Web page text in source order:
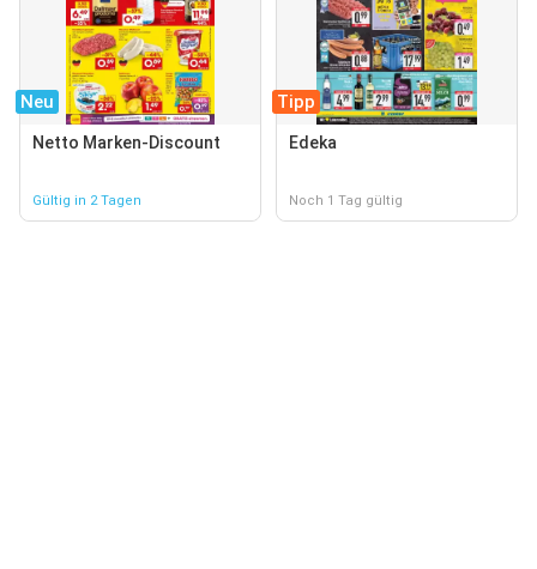
Neu
Netto Marken-Discount
Gültig in 2 Tagen
Tipp
Edeka
Noch 1 Tag gültig